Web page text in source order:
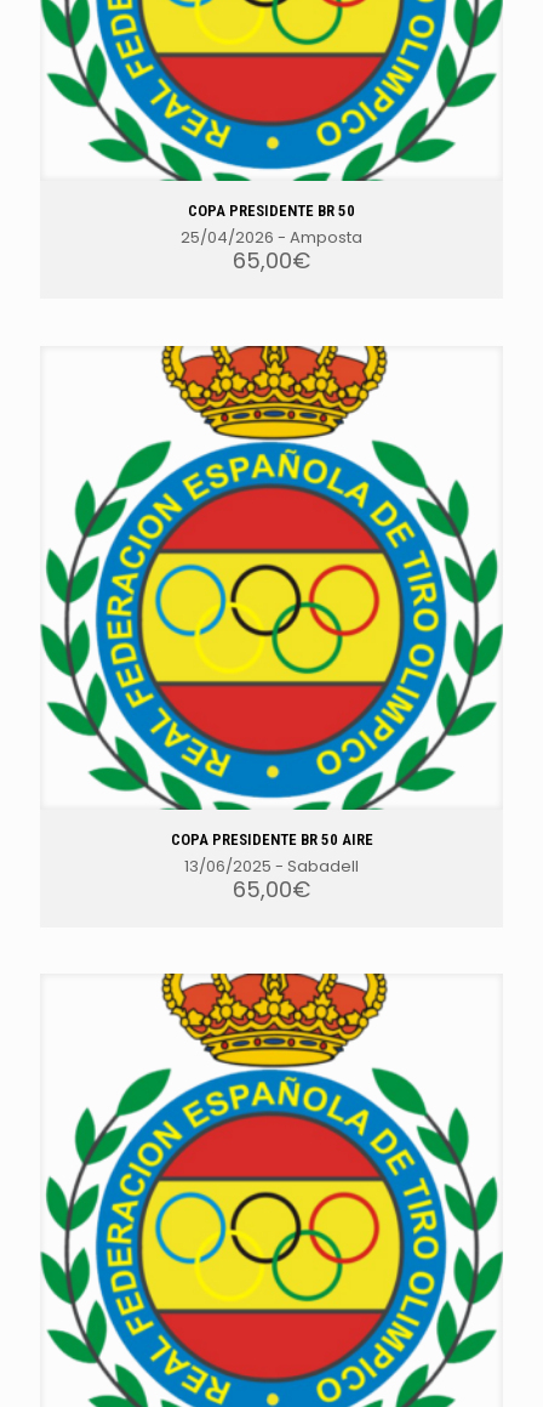
COPA PRESIDENTE BR 50
25/04/2026 - Amposta
65,00€
COPA PRESIDENTE BR 50 AIRE
13/06/2025 - Sabadell
65,00€